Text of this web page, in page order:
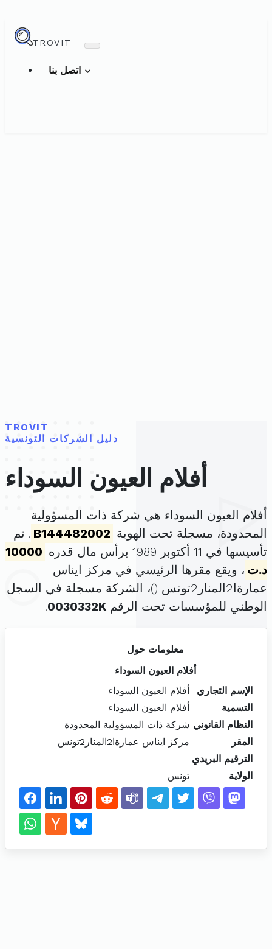
TROVIT
TROVIT
دليل الشركات التونسية
أفلام العيون السوداء
أفلام العيون السوداء هي شركة ذات المسؤولية
المحدودة، مسجلة تحت الهوية B144482002 . تم
تأسيسها في 11 أكتوبر 1989 برأس مال قدره
10000
د.ت ، ويقع مقرها الرئيسي في مركز ايناس
عمارةا2المنار2تونس (
)، الشركة مسجلة في السجل
الوطني للمؤسسات تحت الرقم 0030332K
.
معلومات حول
أفلام العيون السوداء
الإسم التجاري
أفلام العيون السوداء
التسمية
أفلام العيون السوداء
النظام القانوني شركة ذات المسؤولية المحدودة
المقر
مركز ايناس عمارةا2المنار2تونس
الترقيم البريدي
الولاية
تونس